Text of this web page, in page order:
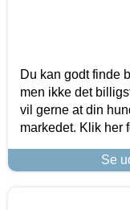
Du kan godt finde
men ikke det
vil gerne at din
markedet. Klik her
Se